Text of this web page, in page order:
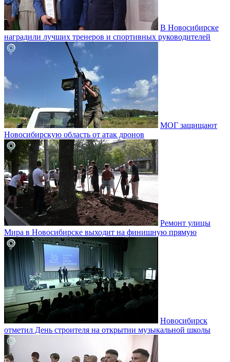
В Новосибирске
наградили лучших тренеров и спортивных руководителей
МОГ защищают
Новосибирскую область от атак дронов
Ремонт улицы
Мира в Новосибирске выходит на финишную прямую
Новосибирск
отметил День строителя на открытии музыкальной школы